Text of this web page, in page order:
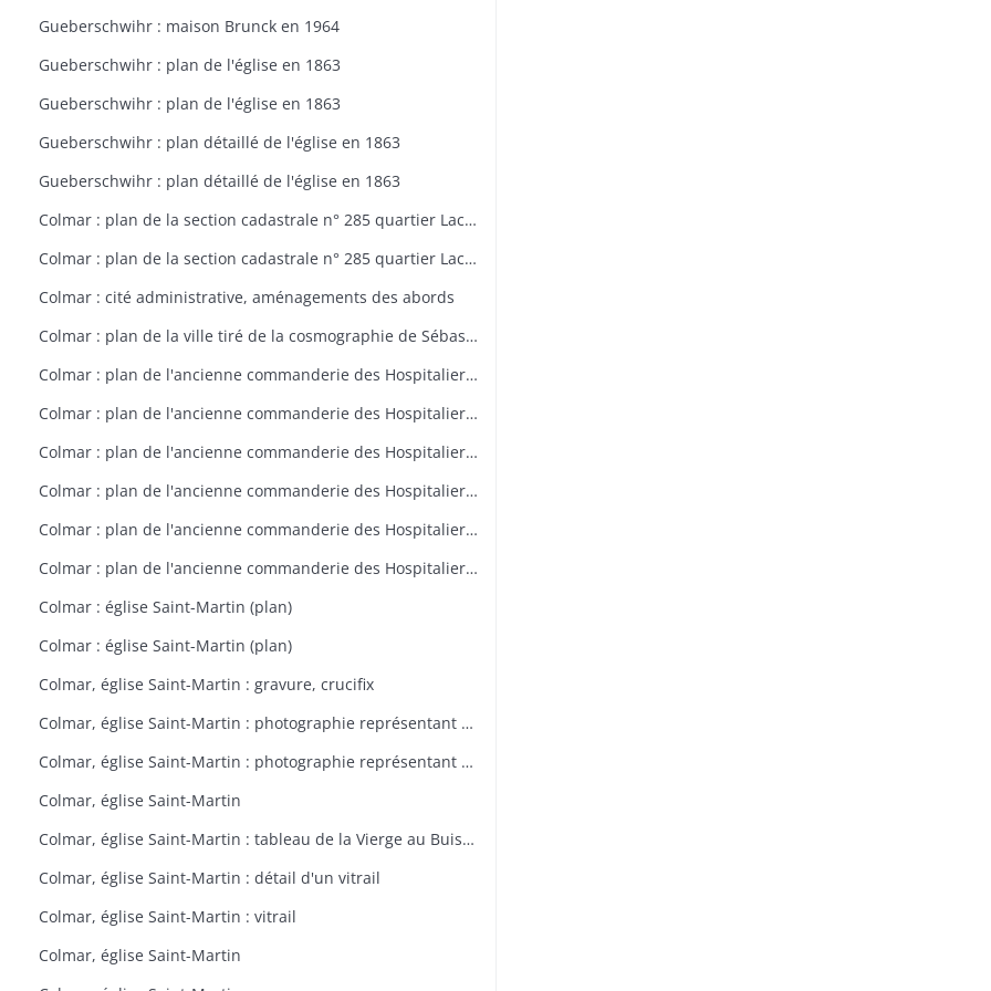
Gueberschwihr : maison Brunck en 1964
Gueberschwihr : plan de l'église en 1863
Gueberschwihr : plan de l'église en 1863
Gueberschwihr : plan détaillé de l'église en 1863
Gueberschwihr : plan détaillé de l'église en 1863
Colmar : plan de la section cadastrale n° 285 quartier Lacarre
Colmar : plan de la section cadastrale n° 285 quartier Lacarre
Colmar : cité administrative, aménagements des abords
Colmar : plan de la ville tiré de la cosmographie de Sébastien Münster (1550)
Colmar : plan de l'ancienne commanderie des Hospitaliers à Colmar vers 1796
Colmar : plan de l'ancienne commanderie des Hospitaliers à Colmar vers 1797
Colmar : plan de l'ancienne commanderie des Hospitaliers à Colmar vers 1798
Colmar : plan de l'ancienne commanderie des Hospitaliers à Colmar vers 1799
Colmar : plan de l'ancienne commanderie des Hospitaliers à Colmar vers 1800
Colmar : plan de l'ancienne commanderie des Hospitaliers à Colmar vers 1801
Colmar : église Saint-Martin (plan)
Colmar : église Saint-Martin (plan)
Colmar, église Saint-Martin : gravure, crucifix
Colmar, église Saint-Martin : photographie représentant un vitrail
Colmar, église Saint-Martin : photographie représentant un vitrail
Colmar, église Saint-Martin
Colmar, église Saint-Martin : tableau de la Vierge au Buisson de Roses
Colmar, église Saint-Martin : détail d'un vitrail
Colmar, église Saint-Martin : vitrail
Colmar, église Saint-Martin